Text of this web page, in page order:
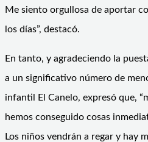
Me siento orgullosa de aportar
los días”, destacó.
En tanto, y agradeciendo la
a un significativo número de
infantil El Canelo, expresó que,
hemos conseguido cosas
Los niños vendrán a regar y hay